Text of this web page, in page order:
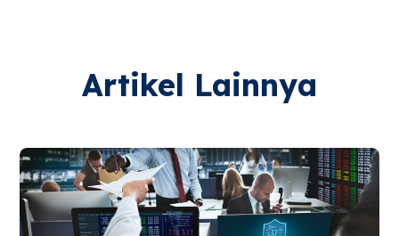
Artikel Lainnya